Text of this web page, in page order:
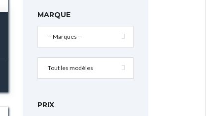
MARQUE
-- Marques --
Tout les modèles
PRIX